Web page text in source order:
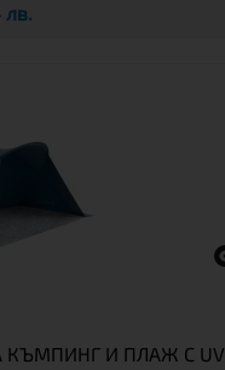
лв.
КЪМПИНГ И ПЛАЖ С UV